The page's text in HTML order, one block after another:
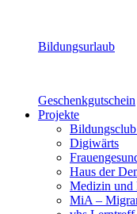
Bildungsurlaub
Geschenkgutschein
Projekte
Digiwärts
Haus der
Medizin und
MiA –